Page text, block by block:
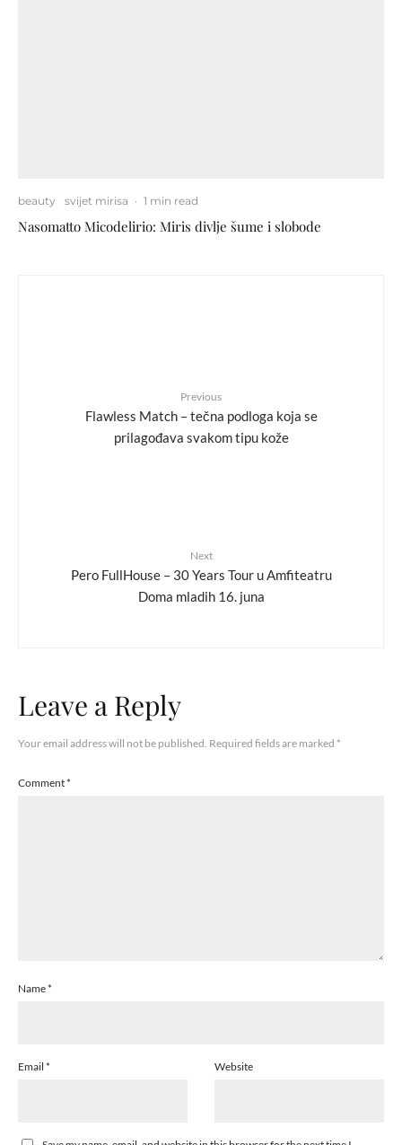
beauty svijet mirisa · 1 min read
Nasomatto Micodelirio: Miris divlje šume i slobode
Previous
Flawless Match – tečna podloga koja se
prilagođava svakom tipu kože
Next
Pero FullHouse – 30 Years Tour u Amfiteatru
Doma mladih 16. juna
Leave a Reply
Your email address will not be published. Required fields are marked *
Comment*
Name*
Email * Website